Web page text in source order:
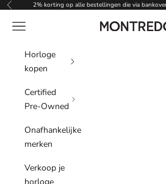
Naar inhoud
Vorige 2% korting op alle bestellingen die via
Montredo
Menu
Horloge
kopen
Certified
Pre-Owned
Onafhankelijke
merken
Verkoop je